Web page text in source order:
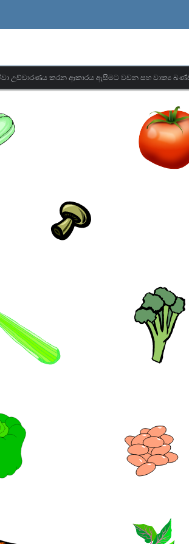
උච්චාරණය කරන ආකාරය ඇසීමට වචන සහ වාක්‍ය